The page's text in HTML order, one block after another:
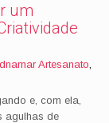
um
Artesanato,
e, com ela,
agulhas de